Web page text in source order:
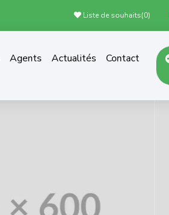
Liste de souhaits(0)
Agents Actualités Contact